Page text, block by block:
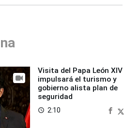
Visita del Papa León XIV
impulsará el turismo y
gobierno alista plan de
seguridad
access_time 2:10